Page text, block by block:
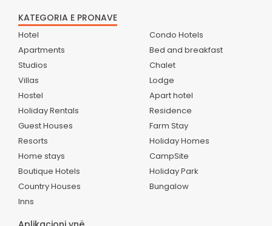
KATEGORIA E PRONAVE
Hotel
Apartments
Studios
Villas
Hostel
Holiday Rentals
Guest Houses
Resorts
Home stays
Boutique Hotels
Country Houses
Inns
Condo Hotels
Bed and breakfast
Chalet
Lodge
Apart hotel
Residence
Farm Stay
Holiday Homes
CampSite
Holiday Park
Bungalow